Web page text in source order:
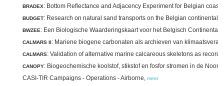
BRADEX: Bottom Reflectance and Adjacency Experiment for Belgian
BUDGET: Research on natural sand transports on the Belgian continental
BWZEE: Een Biologische Waarderingskaart voor het Belgisch
CALMARS II: Mariene biogene carbonaten als archieven van
CALMARS: Validation of alternative marine calcareous skeletons as
CANOPY: Biogeochemische koolstof, stikstof en fosfor stromen in de
CASI-TIR Campaigns - Operations - Airborne, meer